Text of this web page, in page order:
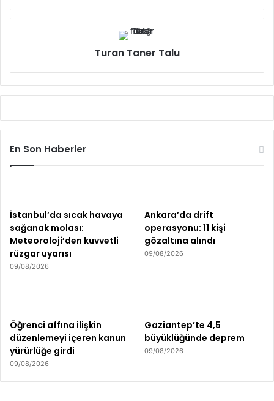
Turan Taner Talu
En Son Haberler
İstanbul’da sıcak havaya
sağanak molası:
Meteoroloji’den kuvvetli
rüzgar uyarısı
09/08/2026
Ankara’da drift
operasyonu: 11 kişi
gözaltına alındı
09/08/2026
Öğrenci affına ilişkin
düzenlemeyi içeren kanun
yürürlüğe girdi
09/08/2026
Gaziantep’te 4,5
büyüklüğünde deprem
09/08/2026